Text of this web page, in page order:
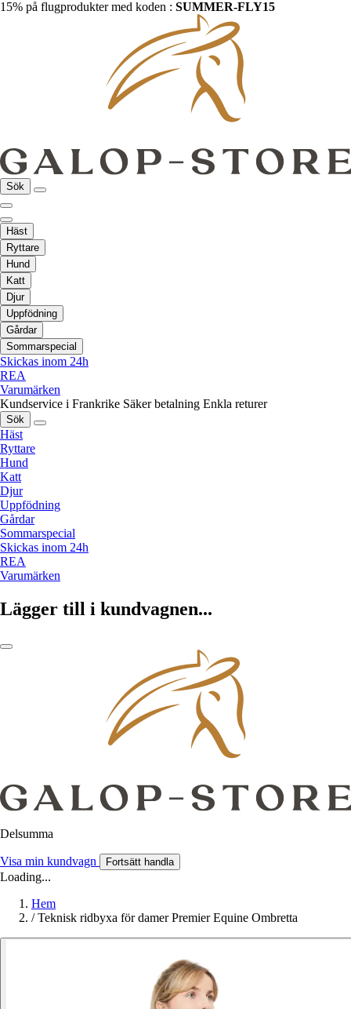
15% på flugprodukter med koden : SUMMER-FLY15
Sök
Häst
Ryttare
Hund
Katt
Djur
Uppfödning
Gårdar
Sommarspecial
Skickas inom 24h
REA
Varumärken
Kundservice i Frankrike Säker betalning Enkla returer
Sök
Häst
Ryttare
Hund
Katt
Djur
Uppfödning
Gårdar
Sommarspecial
Skickas inom 24h
REA
Varumärken
Lägger till i kundvagnen...
Delsumma
Visa min kundvagn Fortsätt handla
Loading...
Hem
/ Teknisk ridbyxa för damer Premier Equine Ombretta